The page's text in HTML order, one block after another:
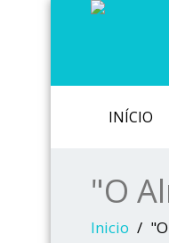
INÍCIO
"O
Inicio